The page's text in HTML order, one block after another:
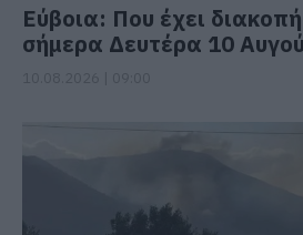
Εύβοια: Που έχει
σήμερα Δευτέρα 10